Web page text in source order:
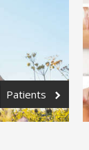
Patients